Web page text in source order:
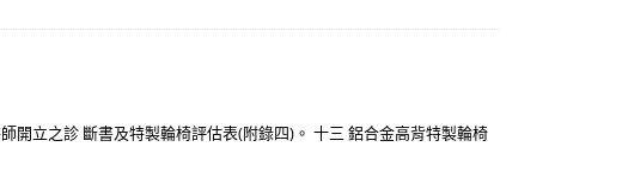
開立之診 斷書及特製輪椅評估表(附錄四)。 十三 鋁合金高背特製輪椅